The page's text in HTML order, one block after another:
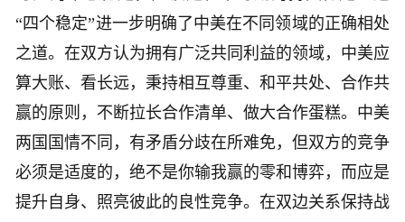
“四个稳定”进一步明确了中美在不同领域的正确相处
之道。在双方认为拥有广泛共同利益的领域，中美应
算大账、看长远，秉持相互尊重、和平共处、合作共
赢的原则，不断拉长合作清单、做大合作蛋糕。中美
两国国情不同，有矛盾分歧在所难免，但双方的竞争
必须是适度的，绝不是你输我赢的零和博弈，而应是
提升自身、照亮彼此的良性竞争。在双边关系保持战